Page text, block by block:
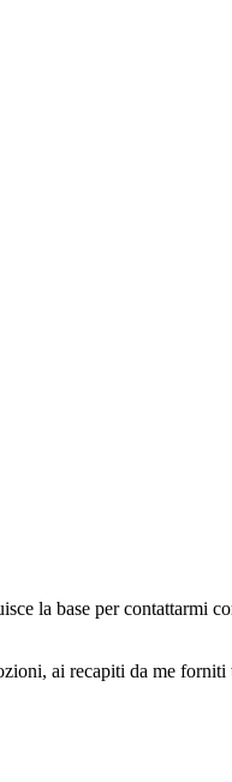
la base per contattarmi
ai recapiti da me forniti